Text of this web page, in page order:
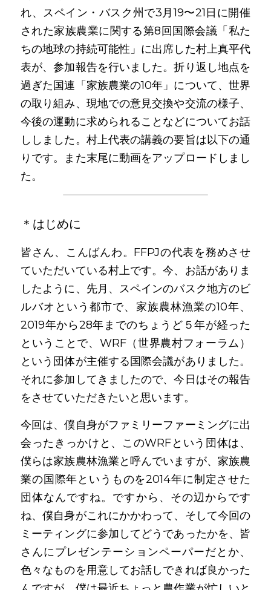
れ、スペイン・バスク州で3月19〜21日に開催
された家族農業に関する第8回国際会議「私た
ちの地球の持続可能性」に出席した村上真平代
表が、参加報告を行いました。折り返し地点を
過ぎた国連「家族農業の10年」について、世界
の取り組み、現地での意見交換や交流の様子、
今後の運動に求められることなどについてお話
ししました。村上代表の講義の要旨は以下の通
りです。また末尾に動画をアップロードしまし
た。
＊はじめに
皆さん、こんばんわ。FFPJの代表を務めさせ
ていただいている村上です。今、お話がありま
したように、先月、スペインのバスク地方のビ
ルバオという都市で、家族農林漁業の10年、
2019年から28年までのちょうど５年が経った
ということで、WRF（世界農村フォーラム）
という団体が主催する国際会議がありました。
それに参加してきましたので、今日はその報告
をさせていただきたいと思います。
今回は、僕自身がファミリーファーミングに出
会ったきっかけと、このWRFという団体は、
僕らは家族農林漁業と呼んでいますが、家族農
業の国際年というものを2014年に制定させた
団体なんですね。ですから、その辺からです
ね、僕自身がこれにかかわって、そして今回の
ミーティングに参加してどうであったかを、皆
さんにプレゼンテーションペーパーだとか、
色々なものを用意してお話しできれば良かった